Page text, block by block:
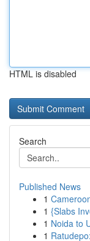
HTML is disabled
Search
Published News
1
1 {Slabs
1 Noida to
1